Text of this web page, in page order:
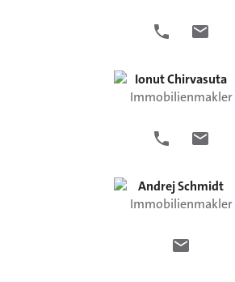
IonutChirvasuta
Immobilienmakler
AndrejSchmidt
Immobilienmakler